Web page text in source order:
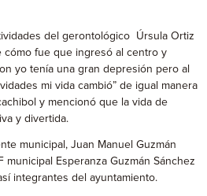
del gerontológico Úrsula Ortiz
cómo fue que ingresó al centro y
yo tenía una gran depresión pero al
mi vida cambió” de igual manera
y mencionó que la vida de
y divertida.
municipal, Juan Manuel Guzmán
municipal Esperanza Guzmán Sánchez
integrantes del ayuntamiento.